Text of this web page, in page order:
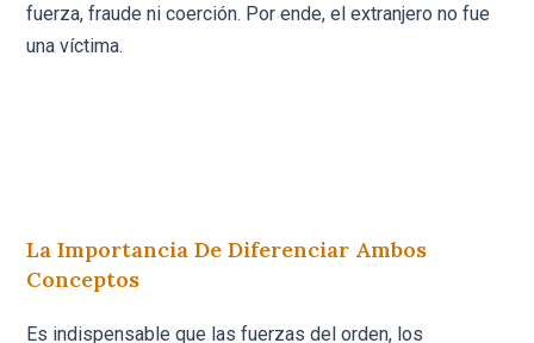
fuerza, fraude ni coerción. Por ende, el extranjero no fue
una víctima.
La Importancia De Diferenciar Ambos
Conceptos
Es indispensable que las fuerzas del orden, los